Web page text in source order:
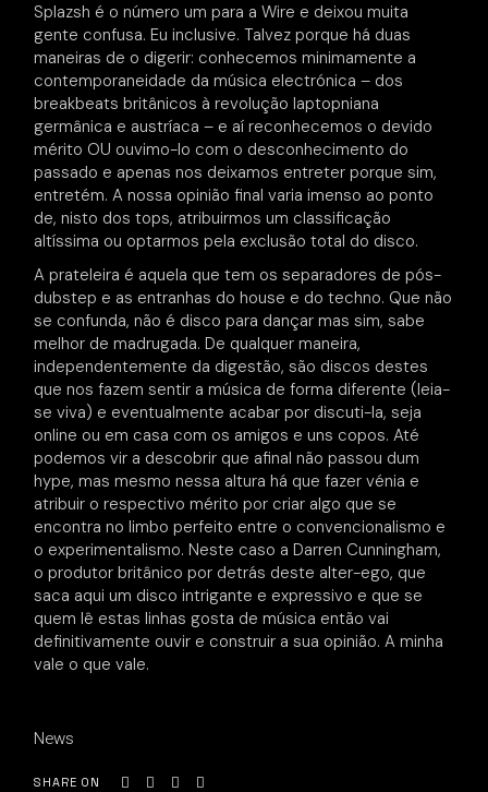
Splazsh é o número um para a Wire e deixou muita
gente confusa. Eu inclusive. Talvez porque há duas
maneiras de o digerir: conhecemos minimamente a
contemporaneidade da música electrónica – dos
breakbeats britânicos à revolução laptopniana
germânica e austríaca – e aí reconhecemos o devido
mérito OU ouvimo-lo com o desconhecimento do
passado e apenas nos deixamos entreter porque sim,
entretém. A nossa opinião final varia imenso ao ponto
de, nisto dos tops, atribuirmos um classificação
altíssima ou optarmos pela exclusão total do disco.
A prateleira é aquela que tem os separadores de pós-
dubstep e as entranhas do house e do techno. Que não
se confunda, não é disco para dançar mas sim, sabe
melhor de madrugada. De qualquer maneira,
independentemente da digestão, são discos destes
que nos fazem sentir a música de forma diferente (leia-
se viva) e eventualmente acabar por discuti-la, seja
online ou em casa com os amigos e uns copos. Até
podemos vir a descobrir que afinal não passou dum
hype, mas mesmo nessa altura há que fazer vénia e
atribuir o respectivo mérito por criar algo que se
encontra no limbo perfeito entre o convencionalismo e
o experimentalismo. Neste caso a Darren Cunningham,
o produtor britânico por detrás deste alter-ego, que
saca aqui um disco intrigante e expressivo e que se
quem lê estas linhas gosta de música então vai
definitivamente ouvir e construir a sua opinião. A minha
vale o que vale.
News
SHARE ON